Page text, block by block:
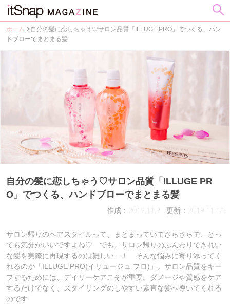
ホーム
自分の髪に恋しちゃう♡サロン品質「ILLUGE PRO」でつくる、ハン
ドブローでまとまる髪
自分の髪に恋しちゃう♡サロン品質「ILLUGE PR
O」でつくる、ハンドブローでまとまる髪
作成：2019.11.9 更新：2019.11.13
サロン帰りのヘアスタイルって、まとまっていてさらさらで、とっ
ても気分がいいですよね♡ でも、サロン帰りのふんわりできれい
な髪を実際に再現するのは難しい…！ そんな悩みに寄り添ってく
れるのが「ILLUGE PRO(イリュージュ プロ)」。サロン品質をキー
プするためには、デイリーケアこそが重要。ダメージや質感をケア
するだけでなく、スタイリングのしやすい素直な髪へ導いてくれる
のです